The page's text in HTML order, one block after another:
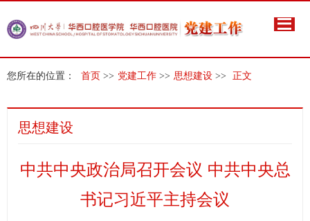
您所在的位置： 首页 >> 党建工作 >> 思想建设 >> 正文
思想建设
中共中央政治局召开会议 中共中央总
书记习近平主持会议